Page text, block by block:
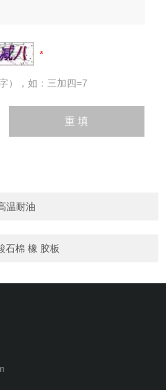
），如：三加四=7
温耐油
石棉 橡 胶板